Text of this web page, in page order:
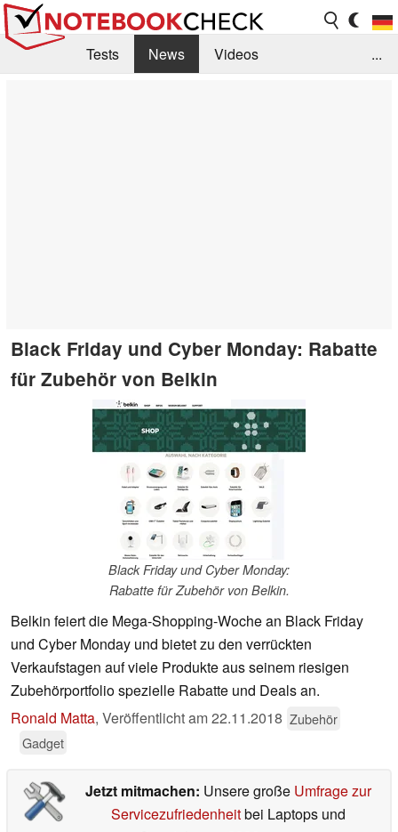
Tests News
Videos
...
Black Friday und Cyber Monday: Rabatte
für Zubehör von Belkin
Black Friday und Cyber Monday:
Rabatte für Zubehör von Belkin.
Belkin feiert die Mega-Shopping-Woche an Black Friday
und Cyber Monday und bietet zu den verrückten
Verkaufstagen auf viele Produkte aus seinem riesigen
Zubehörportfolio spezielle Rabatte und Deals an.
Ronald Matta, Veröffentlicht am22.11.2018 Zubehör
Gadget
Jetzt mitmachen: Unsere große Umfrage zur
Servicezufriedenheitbei Laptops und